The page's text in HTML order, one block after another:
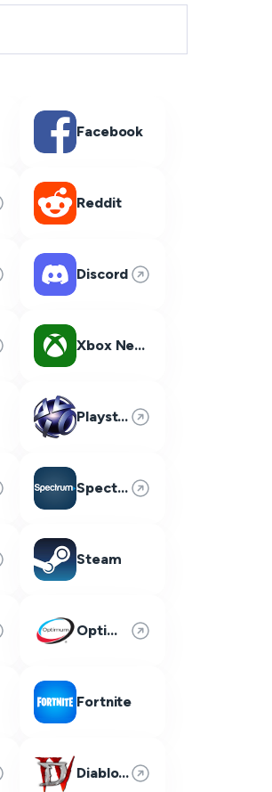
Facebook
Reddit
Discord
Xbox Network
Playstation Network
Spectrum
Steam
Optimum
Fortnite
Diablo 4